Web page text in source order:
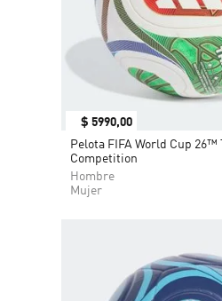
$ 5990,00
Pelota FIFA World Cup 26™
Competition
Hombre
Mujer